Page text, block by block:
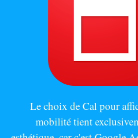
Le choix de Cal pour
mobilité tient